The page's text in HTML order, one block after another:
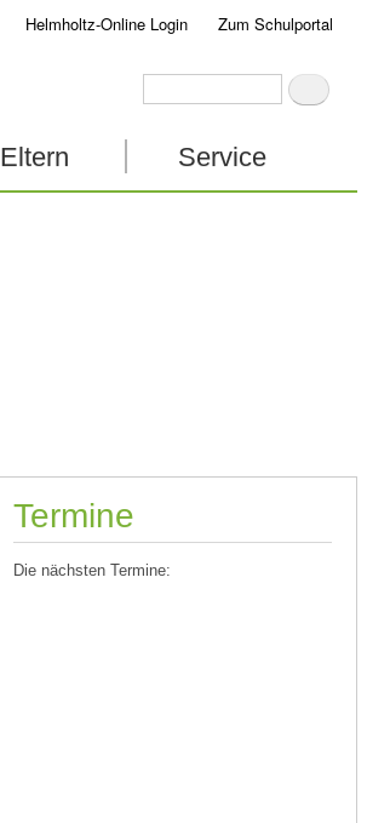
Helmholtz-Online Login Zum Schulportal
Suche
Eltern Service
Termine
Die nächsten Termine: